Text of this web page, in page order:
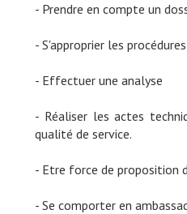
- Prendre en compte un
- S'approprier les
- Effectuer une analyse
- Réaliser les actes
qualité de service.
- Etre force de proposition
- Se comporter en